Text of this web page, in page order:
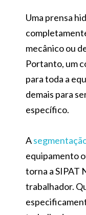
Uma prensa
mecânico ou
Portanto, um
para toda a
demais para
específico.
A
equipamento
torna a SIPAT
trabalhador.